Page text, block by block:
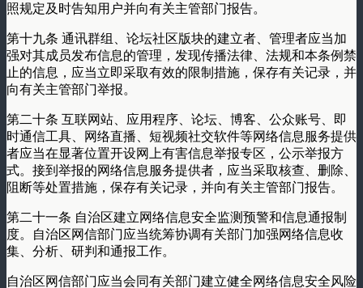
照规定及时告知用户并向有关主管部门报告。
第十九条 通讯群组、论坛社区版块的建立者、管理者应当加
强对其成员发布信息的管理，发现传播法律、法规和本条例禁
止的信息，应当立即采取有效的限制措施，保存有关记录，并
向有关主管部门举报。
第二十条 互联网站、应用程序、论坛、博客、公众账号、即
时通信工具、网络直播、短视频社交软件等网络信息服务提供
者应当在显著位置开设网上有害信息举报专区，公示举报方
式。接到举报的网络信息服务提供者，应当采取核查、删除、
阻断等处置措施，保存有关记录，并向有关主管部门报告。
第二十一条 自治区建立网络信息安全监测预警和信息通报制
度。自治区网信部门应当统筹协调有关部门加强网络信息收
集、分析、研判和通报工作。
自治区网信部门应当会同有关部门建立健全网络信息安全风险